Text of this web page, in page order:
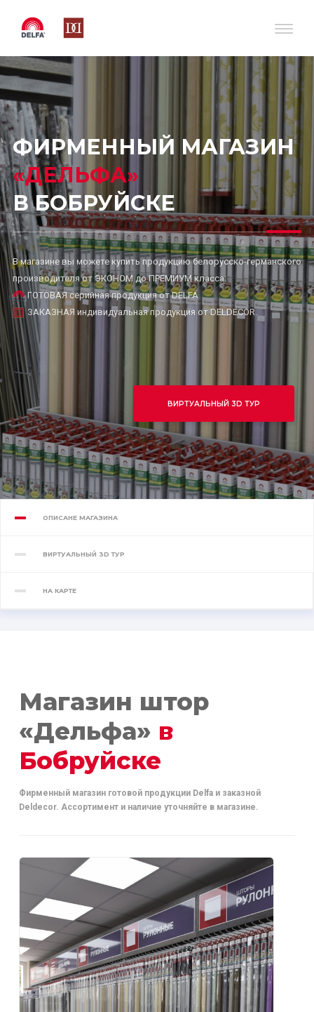
ФИРМЕННЫЙ МАГАЗИН
«ДЕЛЬФА»
В БОБРУЙСКЕ
В магазине вы можете купить продукцию белорусско-германского
производителя от ЭКОНОМ до ПРЕМИУМ класса:
ГОТОВАЯ серийная продукция от DELFA
ЗАКАЗНАЯ индивидуальная продукция от DELDECOR.
ВИРТУАЛЬНЫЙ 3D ТУР
ОПИСАНЕ МАГАЗИНА
ВИРТУАЛЬНЫЙ 3D ТУР
НА КАРТЕ
Магазин штор
«Дельфа» в
Бобруйске
Фирменный магазин готовой продукции Delfa и заказной
Deldecor. Ассортимент и наличие уточняйте в магазине.